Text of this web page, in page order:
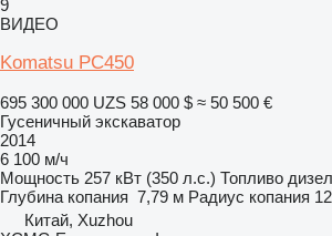
9
ВИДЕО
Komatsu PC450
695 300 000 UZS 58 000 $ ≈ 50 500 €
Гусеничный экскаватор
2014
6 100 м/ч
Мощность 257 кВт (350 л.с.) Топливо
Глубина копания 7,79 м Радиус копания
Китай, Xuzhou